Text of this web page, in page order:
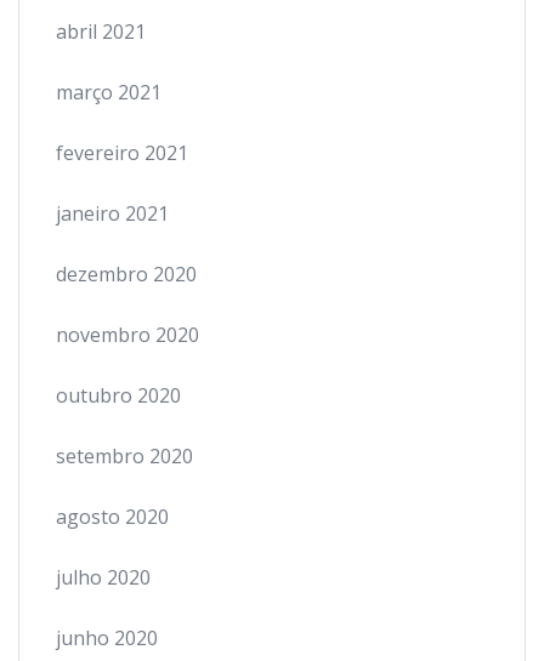
abril 2021
março 2021
fevereiro 2021
janeiro 2021
dezembro 2020
novembro 2020
outubro 2020
setembro 2020
agosto 2020
julho 2020
junho 2020